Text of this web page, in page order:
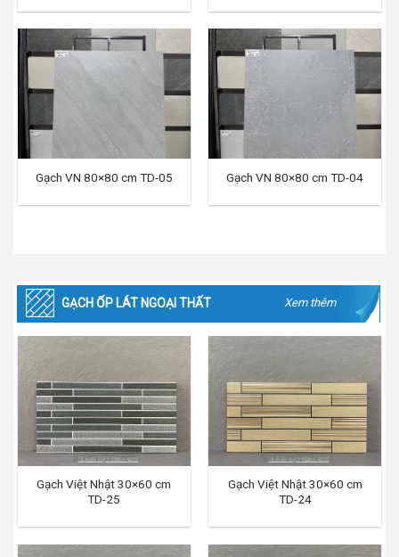
Gạch VN 80×80 cm TD-05 Gạch VN 80×80 cm TD-04
GẠCH ỐP LÁT NGOẠI THẤT Xem thêm
Gạch Việt Nhật 30×60 cm
TD-25
Gạch Việt Nhật 30×60 cm
TD-24